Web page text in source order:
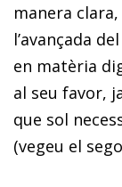
manera
l’avançada
en matèria
al seu favor,
que sol
(vegeu el